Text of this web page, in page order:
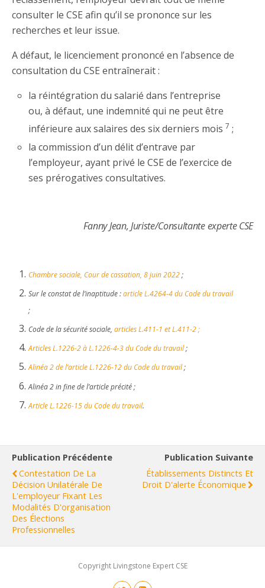
consulter le CSE afin qu’il se prononce sur les
recherches et leur issue.
A défaut, le licenciement prononcé en l’absence de
consultation du CSE entraînerait :
la réintégration du salarié dans l’entreprise
ou, à défaut, une indemnité qui ne peut être
inférieure aux salaires des six derniers mois 7 ;
la commission d’un délit d’entrave par
l’employeur, ayant privé le CSE de l’exercice de
ses prérogatives consultatives.
Fanny Jean, Juriste/Consultante experte CSE
Chambre sociale, Cour de cassation, 8 juin 2022;
Sur le constat de l’inaptitude :article L.4264-4 du Code du travail
;
Code de la sécurité sociale,articles L.411-1 et L.411-2 ;
Articles L.1226-2 à L.1226-4-3 du Code du travail;
Alinéa 2 de l’article L.1226-12 du Code du travail;
Alinéa 2 in fine de l’article précité ;
Article L.1226-15 du Code du travail.
Publication Précédente
Contestation De La
Décision Unilatérale De
L'employeur Fixant Les
Modalités D'organisation
Des Élections
Professionnelles
Publication Suivante
Établissements Distincts Et
Droit D'alerte Économique
Copyright Livingstone Expert CSE